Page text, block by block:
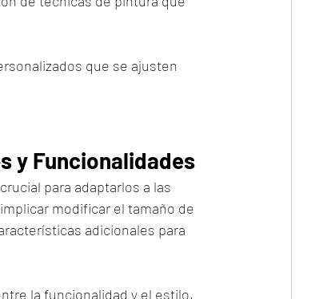
que se ajusten
y Funcionalidades
para adaptarlos a las
modificar el tamaño de
adicionales para
la funcionalidad y el estilo,